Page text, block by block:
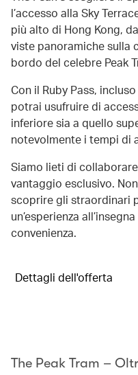
l’accesso alla Sky
più alto di Hong Kong,
viste panoramiche sulla
bordo del celebre Peak
Con il Ruby Pass,
potrai usufruire di
inferiore sia a quello
notevolmente i tempi di
Siamo lieti di
vantaggio esclusivo.
scoprire gli straordinari
un’esperienza
convenienza.
Dettagli dell'offerta
The Peak Tram –